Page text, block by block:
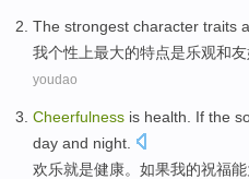
The strongest character traits
我个性 上最大的特点是乐观和友
youdao
Cheerfulness is health If the
day and night.
欢乐就是健康。 如果我的祝福